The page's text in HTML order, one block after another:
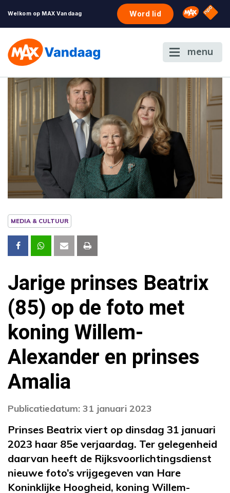
Welkom op MAX Vandaag Word lid Omroep
NPO
menu
MEDIA & CULTUUR
Jarige prinses Beatrix
(85) op de foto met
koning Willem-
Alexander en prinses
Amalia
Publicatiedatum: 31 januari 2023
Prinses Beatrix viert op dinsdag 31 januari
2023 haar 85e verjaardag. Ter gelegenheid
daarvan heeft de Rijksvoorlichtingsdienst
nieuwe foto’s vrijgegeven van Hare
Koninklijke Hoogheid, koning Willem-